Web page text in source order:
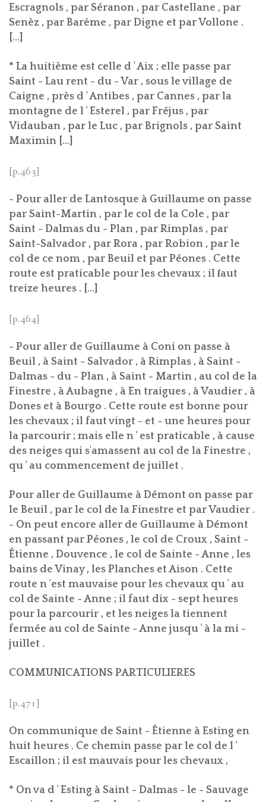
Escragnols , par Séranon , par Castellane , par
Senèz , par Barême , par Digne et par Vollone .
[...]
* La huitième est celle d ' Aix ; elle passe par
Saint - Lau rent - du - Var , sous le village de
Caigne , près d ' Antibes , par Cannes , par la
montagne de l ' Esterel , par Fréjus , par
Vidauban , par le Luc , par Brignols , par Saint
Maximin [...]
[p.463]
- Pour aller de Lantosque à Guillaume on passe
par Saint-Martin , par le col de la Cole , par
Saint - Dalmas du - Plan , par Rimplas , par
Saint-Salvador , par Rora , par Robion , par le
col de ce nom , par Beuil et par Péones . Cette
route est praticable pour les chevaux ; il ſaut
treize heures . [...]
[p.464]
- Pour aller de Guillaume à Coni on passe à
Beuil , à Saint - Salvador , à Rimplas , à Saint -
Dalmas - du - Plan , à Saint - Martin , au col de la
Finestre , à Aubagne , à En traigues , à Vaudier , à
Dones et à Bourgo . Cette route est bonne pour
les chevaux ; il faut vingt - et - une heures pour
la parcourir ; mais elle n ' est praticable , à cause
des neiges qui s'amassent au col de la Finestre ,
qu ' au commencement de juillet .
Pour aller de Guillaume à Démont on passe par
le Beuil , par le col de la Finestre et par Vaudier .
- On peut encore aller de Guillaume à Démont
en passant par Péones , le col de Croux , Saint -
Étienne , Douvence , le col de Sainte - Anne , les
bains de Vinay , les Planches et Aison . Cette
route n 'est mauvaise pour les chevaux qu ' au
col de Sainte - Anne ; il faut dix - sept heures
pour la parcourir , et les neiges la tiennent
fermée au col de Sainte - Anne jusqu ' à la mi -
juillet .
COMMUNICATIONS PARTICULIERES
[p.471]
On communique de Saint - Étienne à Esting en
huit heures . Ce chemin passe par le col de l '
Escaillon ; il est mauvais pour les chevaux ,
* On va d ' Esting à Saint - Dalmas - le - Sauvage